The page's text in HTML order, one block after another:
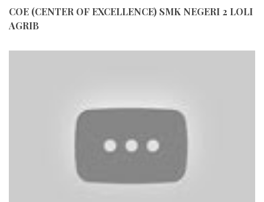
COE (CENTER OF EXCELLENCE) SMK NEGERI 2 LOLI
AGRIB